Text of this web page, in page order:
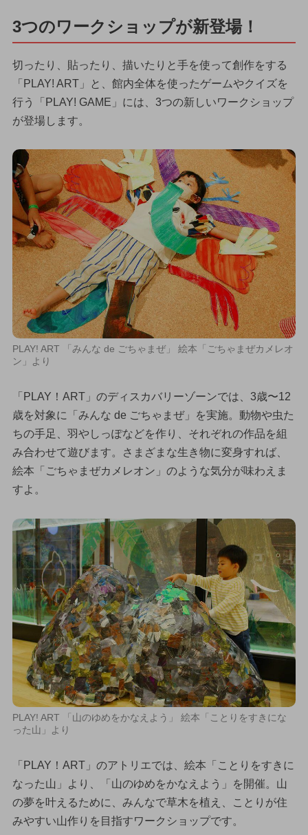
3つのワークショップが新登場！
切ったり、貼ったり、描いたりと手を使って創作をする
「PLAY! ART」と、館内全体を使ったゲームやクイズを
行う「PLAY! GAME」には、3つの新しいワークショップ
が登場します。
PLAY! ART 「みんな de ごちゃまぜ」 絵本「ごちゃまぜカメレオ
ン」より
「PLAY！ART」のディスカバリーゾーンでは、3歳〜12
歳を対象に「みんな de ごちゃまぜ」を実施。動物や虫た
ちの手足、羽やしっぽなどを作り、それぞれの作品を組
み合わせて遊びます。さまざまな生き物に変身すれば、
絵本「ごちゃまぜカメレオン」のような気分が味わえま
すよ。
PLAY! ART 「山のゆめをかなえよう」 絵本「ことりをすきにな
った山」より
「PLAY！ART」のアトリエでは、絵本「ことりをすきに
なった山」より、「山のゆめをかなえよう」を開催。山
の夢を叶えるために、みんなで草木を植え、ことりが住
みやすい山作りを目指すワークショップです。